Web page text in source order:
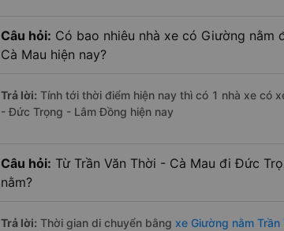
Câu hỏi: Có bao nhiêu nhà xe có Giường
Cà Mau hiện nay?
Trả lời: Tính tới thời điểm hiện nay thì có 1 nhà xe có
- Đức Trọng - Lâm Đồng hiện nay
Câu hỏi: Từ Trần Văn Thời - Cà Mau đi Đức
nằm?
Trả lời: Thời gian di chuyển bằng xe Giường nằm